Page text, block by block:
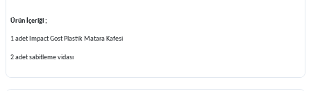
Ürün İçeriği ;
1 adet Impact Gost Plastik Matara Kafesi
2 adet sabitleme vidası